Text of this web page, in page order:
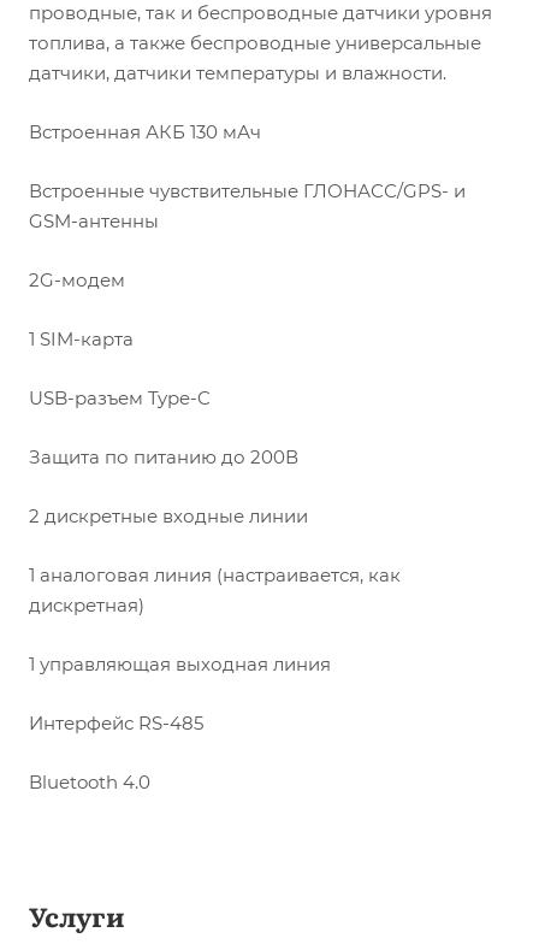
проводные, так и беспроводные датчики уровня
топлива, а также беспроводные универсальные
датчики, датчики температуры и влажности.
Встроенная АКБ 130 мАч
Встроенные чувствительные ГЛОНАСС/GPS- и
GSM-антенны
2G-модем
1 SIM-карта
USB-разъем Type-C
Защита по питанию до 200В
2 дискретные входные линии
1 аналоговая линия (настраивается, как
дискретная)
1 управляющая выходная линия
Интерфейс RS-485
Bluetooth 4.0
Услуги